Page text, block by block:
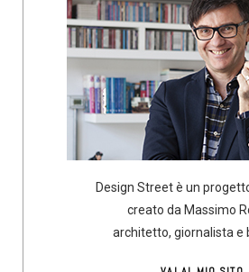
Design Street è un
creato da Massimo
architetto, giornalista e